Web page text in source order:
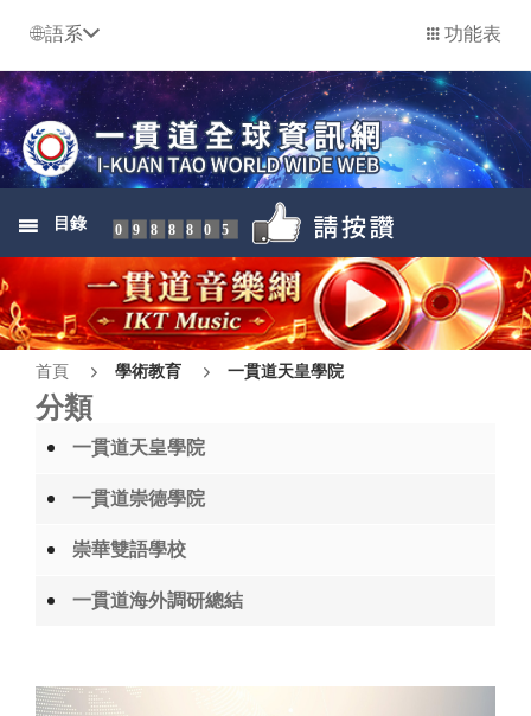
語系 功能表
目錄 0988805
首頁 學術教育 一貫道天皇學院
分類
一貫道天皇學院
一貫道崇德學院
崇華雙語學校
一貫道海外調研總結